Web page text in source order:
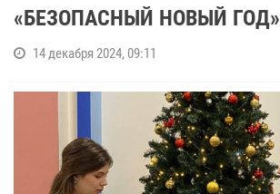
«БЕЗОПАСНЫЙ НОВЫЙ ГОД»
14 декабря 2024, 09:11